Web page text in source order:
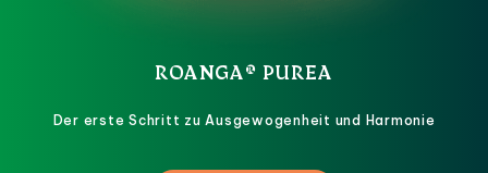
ROANGA® PUREA
Der erste Schritt zu Ausgewogenheit und Harmonie